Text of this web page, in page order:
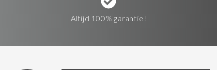
Altijd 100% garantie!